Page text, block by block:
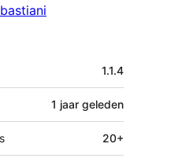
1.1.4
1 jaar geleden
20+